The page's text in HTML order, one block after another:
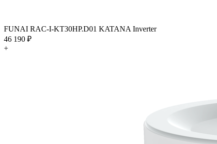
FUNAI RAC-I-KT30HP.D01 KATANA Inverter
46 190 ₽
+